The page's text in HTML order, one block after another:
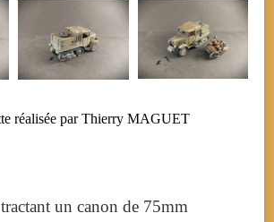
réalisée par Thierry MAGUET
un canon de 75mm